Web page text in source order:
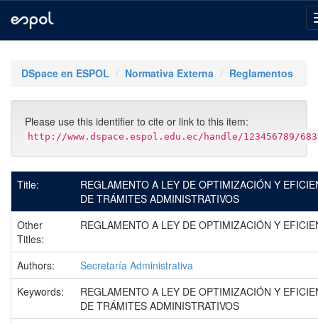
navigationDSpace en ESPOL Normativa Externa Reglamentos
Please use this identifier to cite or link to this item:
http://www.dspace.espol.edu.ec/handle/123456789/
Title:
REGLAMENTO A LEY DE OPTIMIZACIÓN Y
DE TRÁMITES ADMINISTRATIVOS
Other
Titles:
REGLAMENTO A LEY DE OPTIMIZACIÓN Y
Authors:
Secretaría Administrativa
Keywords:
REGLAMENTO A LEY DE OPTIMIZACIÓN Y
DE TRÁMITES ADMINISTRATIVOS